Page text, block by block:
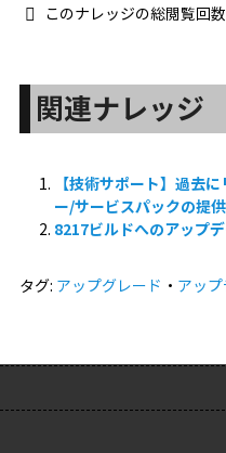
サービスパック名 ：サー
12000へ）
1_0_0.ppm
このナレッジの総閲覧回数
関連ナレッジ
【技術サポート】過去
ー/サービスパックの提
8217ビルドへのアップ
タグ: アップグレード ・ アッ